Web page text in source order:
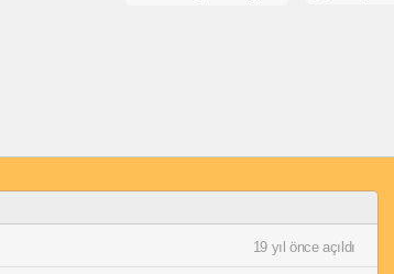
19 yıl önce açıldı